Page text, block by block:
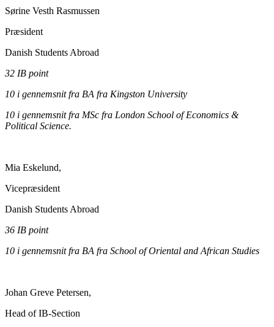
Sørine Vesth Rasmussen
Præsident
Danish Students Abroad
32 IB point
10 i gennemsnit fra BA fra Kingston University
10 i gennemsnit fra MSc fra London School of Economics &
Political Science.
Mia Eskelund,
Vicepræsident
Danish Students Abroad
36 IB point
10 i gennemsnit fra BA fra School of Oriental and African Studies
Johan Greve Petersen,
Head of IB-Section